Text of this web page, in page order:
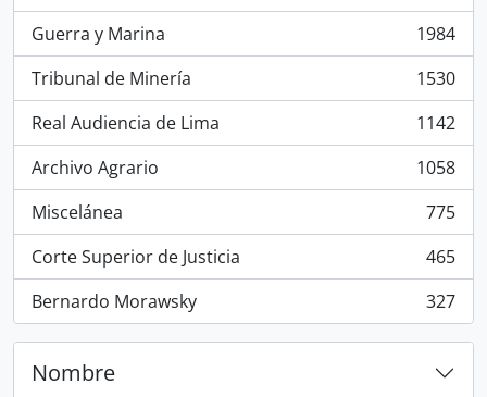
Guerra y Marina
, 1984 resultados
1984
Tribunal de Minería
, 1530 resultados
1530
Real Audiencia de Lima
, 1142 resultados
1142
Archivo Agrario
, 1058 resultados
1058
Miscelánea
, 775 resultados
775
Corte Superior de Justicia
, 465 resultados
465
Bernardo Morawsky
, 327 resultados 327
Nombre